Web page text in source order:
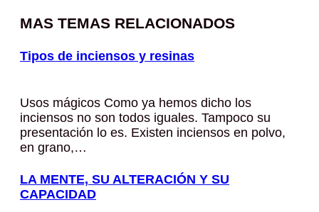
MAS TEMAS RELACIONADOS
Tipos de inciensos y resinas
Usos mágicos Como ya hemos dicho los
inciensos no son todos iguales. Tampoco su
presentación lo es. Existen inciensos en polvo,
en grano,…
LA MENTE, SU ALTERACIÓN Y SU
CAPACIDAD